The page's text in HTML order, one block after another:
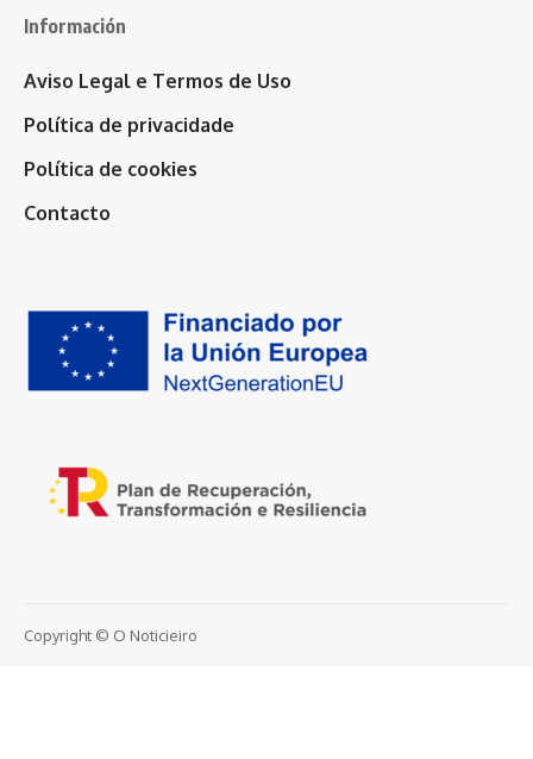
Información
Aviso Legal e Termos de Uso
Política de privacidade
Política de cookies
Contacto
Copyright © O Noticieiro